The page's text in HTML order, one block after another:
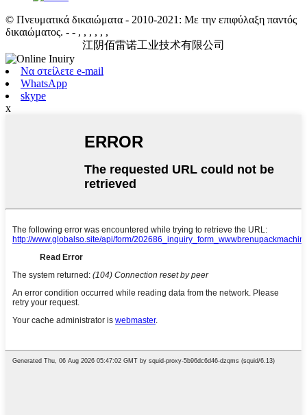
© Πνευματικά δικαιώματα - 2010-2021: Με την επιφύλαξη παντός
δικαιώματος. - - , , , , , ,
江阴佰雷诺工业技术有限公司
Να στείλετε e-mail
WhatsApp
skype
x